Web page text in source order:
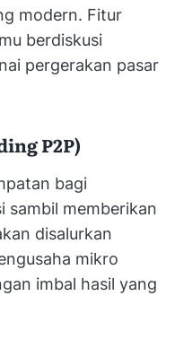
modern. Fitur
berdiskusi
pergerakan pasar
P2P)
bagi
sambil memberikan
disalurkan
mikro
imbal hasil yang